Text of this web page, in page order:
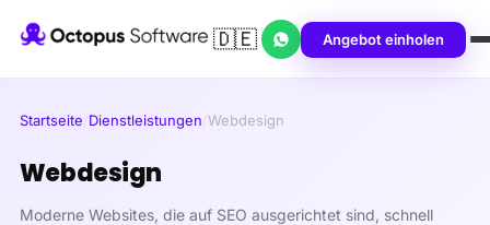
🇩🇪 Angebot einholen
Startseite/Dienstleistungen/Webdesign
Webdesign
Moderne Websites, die auf SEO ausgerichtet sind, schnell